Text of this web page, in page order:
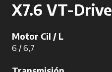
X7.6 VT-Drive
Motor Cil / L
6 / 6,7